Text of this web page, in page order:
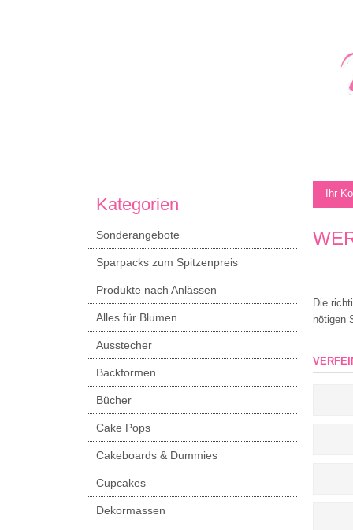
Ihr
Die
nötigen
Kategorien
Sonderangebote
Sparpacks zum Spitzenpreis
Produkte nach Anlässen
Alles für Blumen
Ausstecher
Backformen
Bücher
Cake Pops
Cakeboards & Dummies
Cupcakes
Dekormassen